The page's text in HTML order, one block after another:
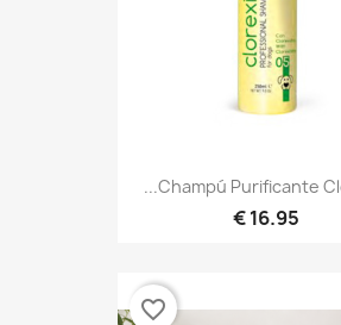
Champú Purificante
16.95 €
favorite_border